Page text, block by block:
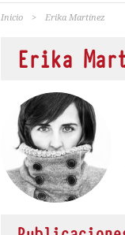
Inicio > Erika Martínez
Erika